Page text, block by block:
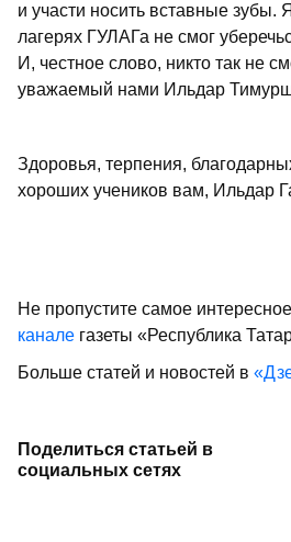
и участи носить вставные зубы.
лагерях ГУЛАГа не смог
И, честное слово, никто так не
уважаемый нами Ильдар
Здоровья, терпения,
хороших учеников вам, Ильдар
Не пропустите самое
канале газеты «Республика
Больше статей и новостей в
Поделиться статьей в
социальных сетях